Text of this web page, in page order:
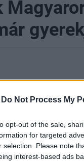
Do Not Process My
opt-out of the sale,
for targeted
selection. Please note
interest-based ads
de ma már
már a
van, ahol
mutatjuk be!